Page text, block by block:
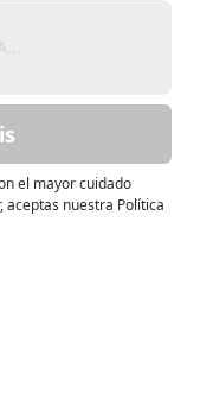
el mayor cuidado
aceptas nuestra Política